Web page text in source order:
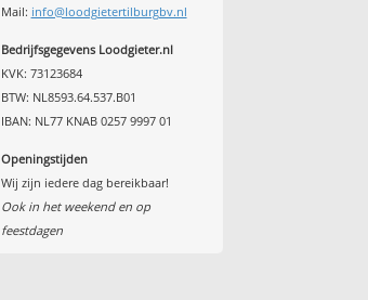
Mail: info@loodgietertilburgbv.nl
Bedrijfsgegevens Loodgieter.nl
KVK: 73123684
BTW: NL8593.64.537.B01
IBAN: NL77 KNAB 0257 9997 01
Openingstijden
Wij zijn iedere dag bereikbaar!
Ook in het weekend en op
feestdagen